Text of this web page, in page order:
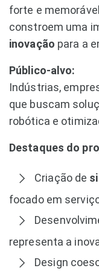
forte e
constroem uma
inovação para a
Público-alvo:
Indústrias,
que buscam
robótica e
Destaques do
Criação de
focado em
representa a
Design